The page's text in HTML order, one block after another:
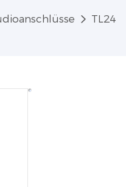
TL24